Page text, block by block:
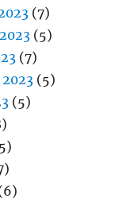
(7)
(5)
(7)
(5)
(5)